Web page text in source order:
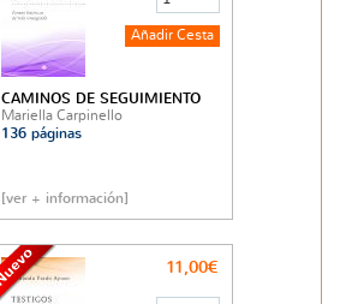
CAMINOS DE SEGUIMIENTO
Mariella Carpinello
136 páginas
[ver + información]
11,00€